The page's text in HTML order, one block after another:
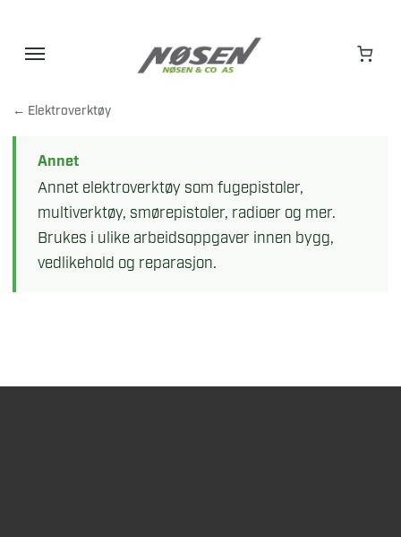
← Elektroverktøy
Annet
Annet elektroverktøy som fugepistoler,
multiverktøy, smørepistoler, radioer og mer.
Brukes i ulike arbeidsoppgaver innen bygg,
vedlikehold og reparasjon.